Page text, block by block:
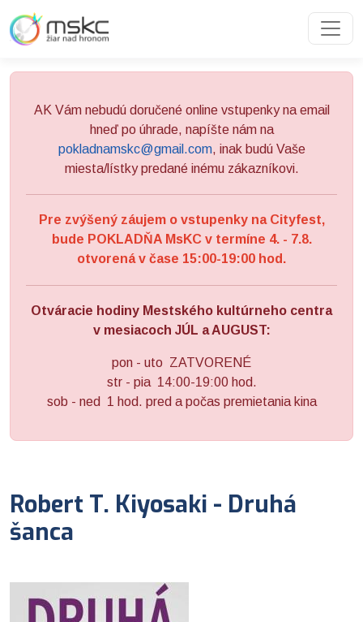
AK Vám nebudú doručené online vstupenky na email
hneď po úhrade, napíšte nám na
pokladnamskc@gmail.com, inak budú Vaše
miesta/lístky predané inému zákazníkovi.
Pre zvýšený záujem o vstupenky na Cityfest,
bude POKLADŇA MsKC v termíne 4. - 7.8.
otvorená v čase 15:00-19:00 hod.
Otváracie hodiny Mestského kultúrneho centra
v mesiacoch JÚL a AUGUST:
pon - uto ZATVORENÉ
str - pia 14:00-19:00 hod.
sob - ned 1 hod. pred a počas premietania kina
Robert T. Kiyosaki - Druhá
šanca